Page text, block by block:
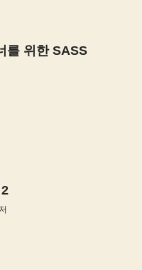
를 위한 SASS